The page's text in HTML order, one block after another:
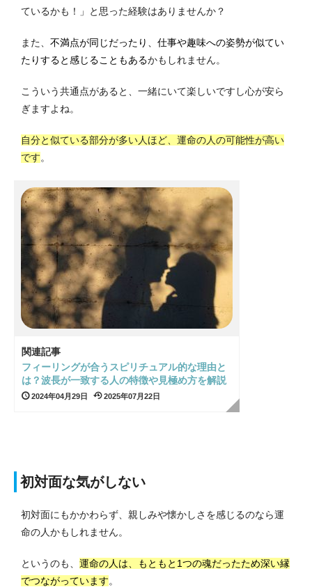
ているかも！」と思った経験はありませんか？
また、 不満点が同じだったり、仕事や趣味への姿勢が似てい
たりすると感じることもあるかもしれません。
こういう共通点があると、一緒にいて楽しいですし心が安ら
ぎますよね。
自分と似ている部分が多い人ほど、運命の人の可能性が高い
です。
関連記事
フィーリングが合うスピリチュアル的な理由と
は？波長が一致する人の特徴や見極め方を解説
2024年04月29日 2025年07月22日
初対面な気がしない
初対面にもかかわらず、親しみや懐かしさを感じるのなら運
命の人かもしれません。
というのも、 運命の人は、もともと1つの魂だったため深い縁
でつながっています。